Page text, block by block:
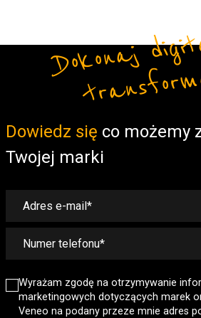
Dowiedz się co możemy
Twojej marki
Wyrażam zgodę na otrzymywanie
marketingowych dotyczących marek
Veneo na podany przeze mnie adres